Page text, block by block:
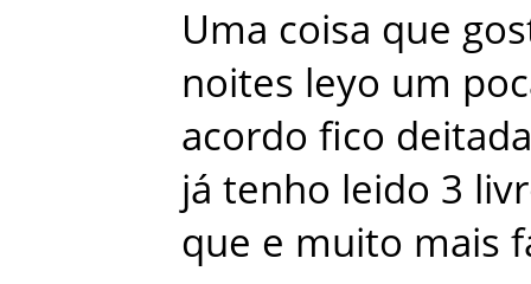
Uma coisa que
noites leyo um
acordo fico deitada
já tenho leido 3
que e muito mais